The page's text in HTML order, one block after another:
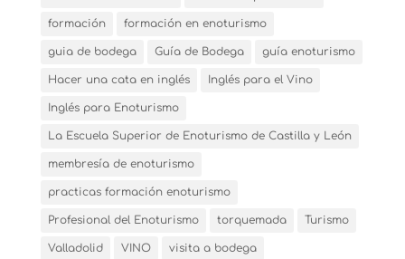
formación formación en enoturismo
guia de bodega Guía de Bodega guía enoturismo
Hacer una cata en inglés Inglés para el Vino
Inglés para Enoturismo
La Escuela Superior de Enoturismo de Castilla y León
membresía de enoturismo
practicas formación enoturismo
Profesional del Enoturismo torquemada Turismo
Valladolid VINO visita a bodega